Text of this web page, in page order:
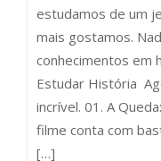
estudamos de um
mais gostamos.
conhecimentos em
Estudar História
incrível. 01. A
filme conta com
[…]